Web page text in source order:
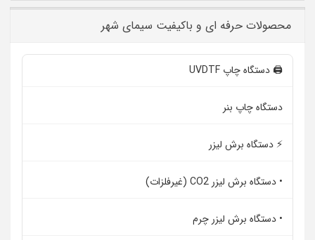
محصولات حرفه ای و باکیفیت سیمای شهر
🖨️ دستگاه چاپ UVDTF
دستگاه چاپ بنر
⚡ دستگاه برش لیزر
• دستگاه برش لیزر CO2 (غیرفلزات)
• دستگاه برش لیزر چرم